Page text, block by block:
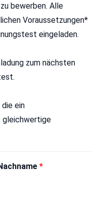
bewerben. Alle
Voraussetzungen*
eingeladen.
zum nächsten
ein
gleichwertige
*